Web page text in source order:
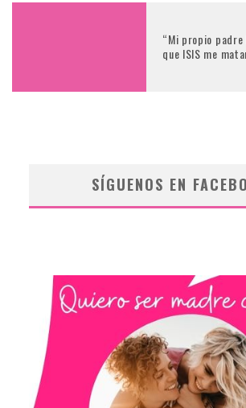
“Mi propio
que ISIS me
SÍGUENOS EN